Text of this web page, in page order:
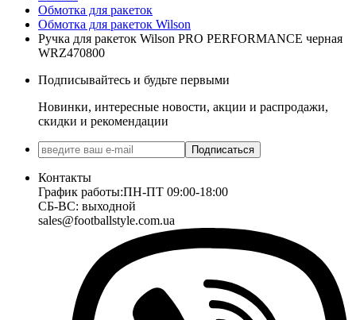
Обмотка для ракеток
Обмотка для ракеток Wilson
Ручка для ракеток Wilson PRO PERFORMANCE черная
WRZ470800
Подписывайтесь и будьте первыми
Новинки, интересные новости, акции и распродажи,
скидки и рекомендации
Подписаться
Контакты
График работы:ПН-ПТ 09:00-18:00
СБ-ВС: выходной
sales@footballstyle.com.ua